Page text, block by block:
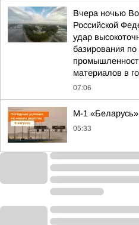
Вчера ночью
Российской
удар
базирования
материалов в
07:06
М-1
05:33